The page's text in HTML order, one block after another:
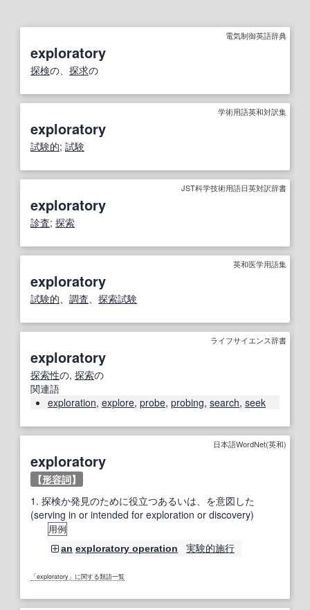
電気制御英語辞典
exploratory
探検の、 探求の
学術用語英和対訳集
exploratory
試験的; 試験
JST科学技術用語日英対訳辞書
exploratory
診査; 探索
英和医学用語集
exploratory
試験的、 調査、 探索試験
ライフサイエンス辞書
exploratory
探索性の, 探索の
関連語
exploration, explore, probe, probing, search, seek
日本語WordNet(英和)
exploratory
【形容詞】
1. 探検か発見のために役立つあるいは、を意図した
(serving in or intended for exploration or discovery)
用例
an exploratory operation 実験的施行
「exploratory」に関する類語一覧